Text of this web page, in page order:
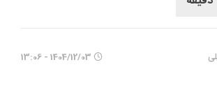
1404/12/03 - 13:06